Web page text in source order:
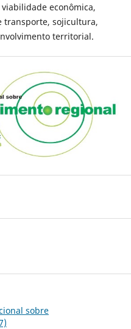
econômica,
sojicultura,
territorial.
sobre